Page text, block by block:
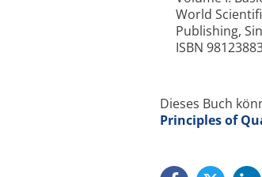
World
Publishing,
ISBN
Dieses Buch
Principles of